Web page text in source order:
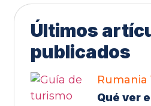
Últimos
publicados
Rumania
Qué ver